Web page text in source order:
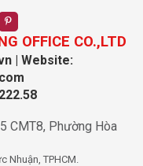
OFFICE CO.,LTD
| Website:
CMT8, Phường Hòa
Nhuận, TPHCM.